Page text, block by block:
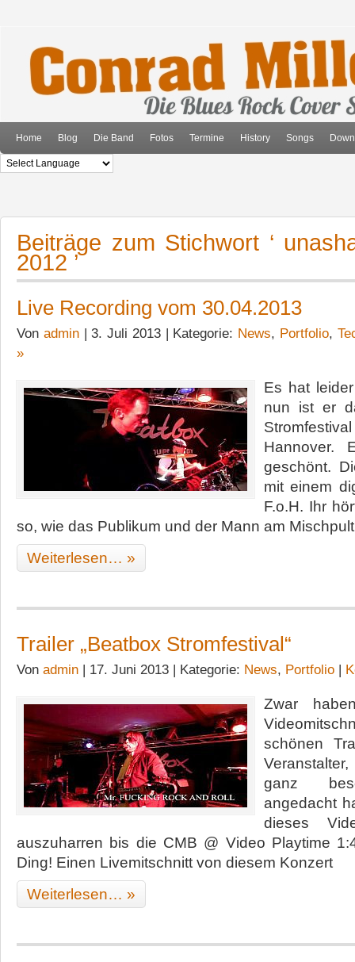
Home Blog Die Band Fotos Termine History Songs
Beiträge zum Stichwort ‘
2012 ’
Live Recording vom 30.04.2013
Von admin| 3. Juli 2013 | Kategorie: News, Portfolio,
»
Es hat
nun ist er
Hannover.
geschönt.
mit einem
F.o.H. Ihr
so, wie das Publikum und der Mann am
Weiterlesen… »
Trailer „Beatbox Stromfestival“
Von admin | 17. Juni 2013 | Kategorie: News, Portfolio |
Zwar
schönen
ganz
angedacht
dieses
auszuharren bis die CMB @ Video Playtime
Ding! Einen Livemitschnitt von diesem Konzert
Weiterlesen… »